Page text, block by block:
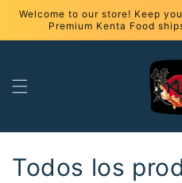
directamente
al contenido
Welcome to our store! Keep
Premium Kenta Food
C
Todos los